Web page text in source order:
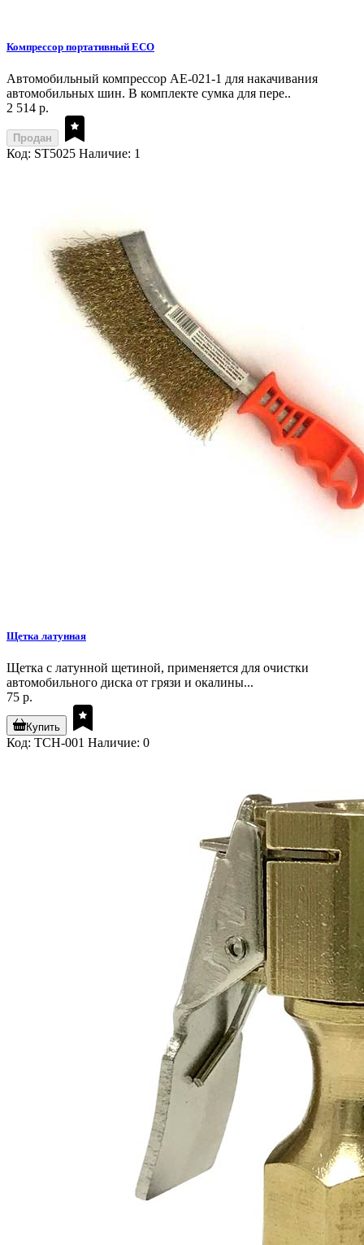
Компрессор портативный ECO
Автомобильный компрессор AE-021-1 для накачивания
автомобильных шин. В комплекте сумка для пере..
2 514 р.
Продан
Код: ST5025 Наличие: 1
Щетка латунная
Щетка с латунной щетиной, применяется для очистки
автомобильного диска от грязи и окалины...
75 р.
Купить
Код: TCH-001 Наличие: 0